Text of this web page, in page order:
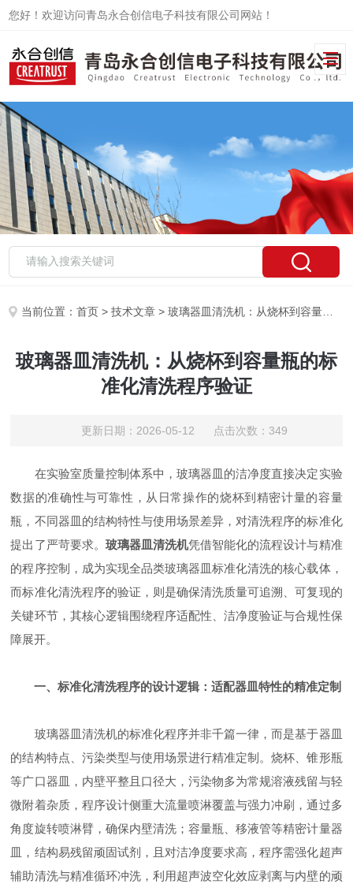
您好！欢迎访问青岛永合创信电子科技有限公司网站！
当前位置：首页 >技术文章 > 玻璃器皿清洗机：从烧杯到容量瓶的标准化清洗程序验证
玻璃器皿清洗机：从烧杯到容量瓶的标
准化清洗程序验证
更新日期：2026-05-12 点击次数：349
在实验室质量控制体系中，玻璃器皿的洁净度直接决定实验
数据的准确性与可靠性，从日常操作的烧杯到精密计量的容量
瓶，不同器皿的结构特性与使用场景差异，对清洗程序的标准化
提出了严苛要求。 玻璃器皿清洗机凭借智能化的流程设计与精准
的程序控制，成为实现全品类玻璃器皿标准化清洗的核心载体，
而标准化清洗程序的验证，则是确保清洗质量可追溯、可复现的
关键环节，其核心逻辑围绕程序适配性、洁净度验证与合规性保
障展开。
一、标准化清洗程序的设计逻辑：适配器皿特性的精准定制
玻璃器皿清洗机的标准化程序并非千篇一律，而是基于器皿
的结构特点、污染类型与使用场景进行精准定制。烧杯、锥形瓶
等广口器皿，内壁平整且口径大，污染物多为常规溶液残留与轻
微附着杂质，程序设计侧重大流量喷淋覆盖与强力冲刷，通过多
角度旋转喷淋臂，确保内壁清洗；容量瓶、移液管等精密计量器
皿，结构易残留顽固试剂，且对洁净度要求高，程序需强化超声
辅助清洗与精准循环冲洗，利用超声波空化效应剥离与内壁的顽